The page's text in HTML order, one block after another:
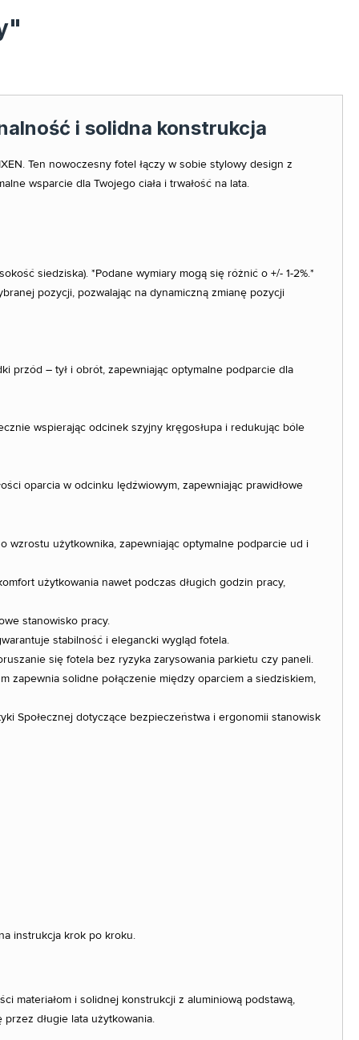
i solidna konstrukcja
Ten nowoczesny fotel łączy w sobie stylowy design z
wsparcie dla Twojego ciała i trwałość na lata.
siedziska). *Podane wymiary mogą się różnić o +/- 1-2%.*
pozycji, pozwalając na dynamiczną zmianę pozycji
przód – tył i obrót, zapewniając optymalne podparcie dla
wspierając odcinek szyjny kręgosłupa i redukując bóle
oparcia w odcinku lędźwiowym, zapewniając prawidłowe
wzrostu użytkownika, zapewniając optymalne podparcie ud i
użytkowania nawet podczas długich godzin pracy,
stanowisko pracy.
stabilność i elegancki wygląd fotela.
się fotela bez ryzyka zarysowania parkietu czy paneli.
zapewnia solidne połączenie między oparciem a siedziskiem,
Społecznej dotyczące bezpieczeństwa i ergonomii stanowisk
instrukcja krok po kroku.
materiałom i solidnej konstrukcji z aluminiową podstawą,
długie lata użytkowania.